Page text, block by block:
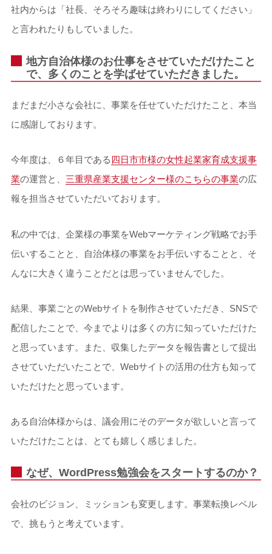
社内からは「社長、そろそろ趣味は終わりにしてください」
と言われたりもしていました。
地方自治体様のお仕事をさせていただけたこと
で、多くのことを学ばせていただきました。
まだまだ小さな会社に、事業を任せていただけたこと、本当
に感謝しております。
今年度は、６年目である四日市市様の女性起業家育成支援事
業の運営と、 三重県産業支援センター様のこちらの事業の広
報を担当させていただいております。
私の中では、企業様の事業をWebマーケティング戦略でお手
伝いすることと、自治体様の事業をお手伝いすることと、そ
んなに大きく違うことだとは思っていませんでした。
結果、事業ごとのWebサイトを制作させていただき、SNSで
配信したことで、今までよりは多くの方に知っていただけた
と思っています。また、収集したデータを報告書として提出
させていただいたことで、Webサイトの活用の仕方も知って
いただけたと思っています。
ある自治体様からは、議会用にそのデータが欲しいと言って
いただけたことは、とても嬉しく感じました。
なぜ、WordPress勉強会をスタートするのか？
会社のビジョン、ミッションも変更します。事業転換レベル
で、挑もうと考えています。